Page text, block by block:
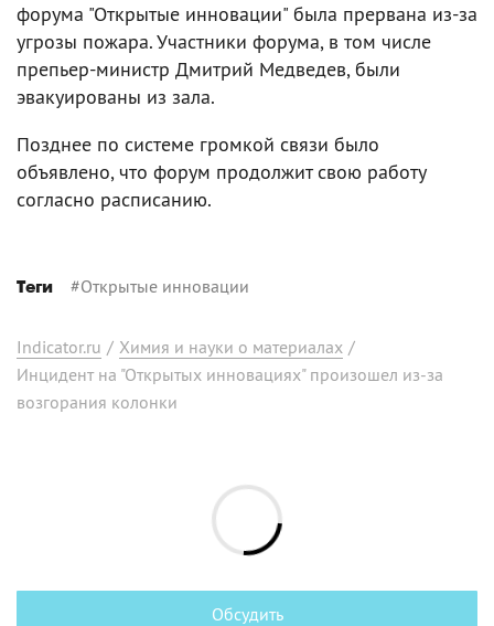
форума "Открытые инновации" была прервана из-за
угрозы пожара. Участники форума, в том числе
препьер-министр Дмитрий Медведев, были
эвакуированы из зала.
Позднее по системе громкой связи было
объявлено, что форум продолжит свою работу
согласно расписанию.
Теги #Открытые инновации
Indicator.ru / Химия и науки о материалах /
Инцидент на "Открытых инновациях" произошел из-за
возгорания колонки
Обсудить